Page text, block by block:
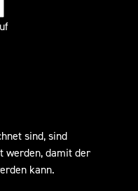
sind, sind
werden, damit der
kann.